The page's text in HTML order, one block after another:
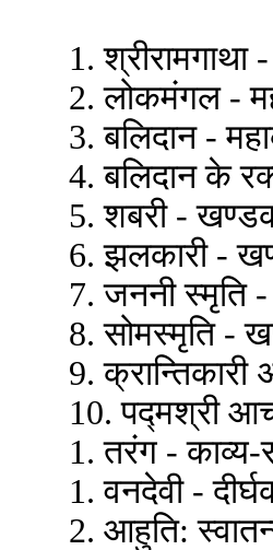
1. श्रीरामगाथा
2. लोकमंगल -
3. बलिदान -
4. बलिदान के
5. शबरी -
6. झलकारी -
7. जननी स्मृति
8. सोमस्मृति -
9.
10. पद्मश्री
1. तरंग -
1. वनदेवी -
2. आहुति: